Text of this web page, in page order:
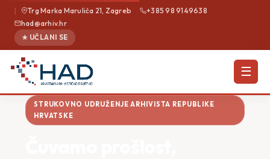
| Trg Marka Marulića 21, Zagreb
+385 98 9149638
had@arhiv.hr
★ UČLANI SE
☰
STRUKOVNO UDRUŽENJE ARHIVISTA REPUBLIKE
HRVATSKE